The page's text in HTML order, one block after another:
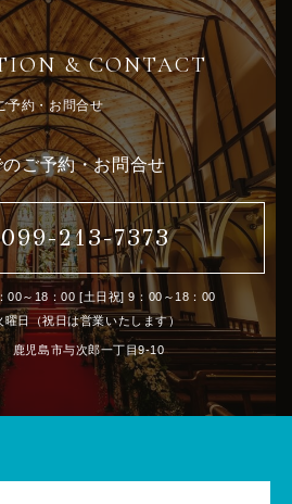
& CONTACT
予約・お問合せ
ご予約・お問合せ
213-7373
00～18：00 [土日祝] 9：00～18：00
曜日（祝日は営業いたします）
鹿児島市与次郎一丁目9-10